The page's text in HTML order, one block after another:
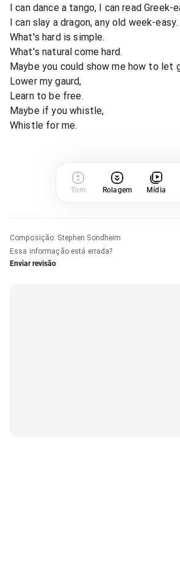
I can dance a tango, I can read Greek-
I can slay a dragon, any old week-easy.
What's hard is simple.
What's natural come hard.
Maybe you could show me how to let
Lower my gaurd,
Learn to be free.
Maybe if you whistle,
Whistle for me.
Tom Rolagem Mídia
Composição: Stephen Sondheim
Essa informação está errada?
Enviar revisão